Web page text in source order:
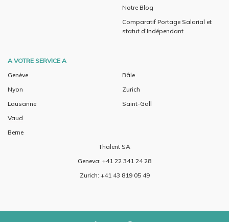
Notre Blog
Comparatif Portage Salarial et
statut d’Indépendant
A VOTRE SERVICE A
Genève
Nyon
Lausanne
Vaud
Berne
Bâle
Zurich
Saint-Gall
Thalent SA
Geneva: +41 22 341 24 28
Zurich: +41 43 819 05 49